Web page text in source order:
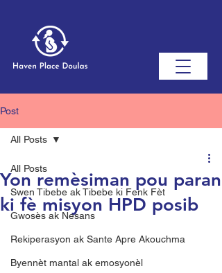
Post
All Posts
Swen Tibebe ak Tibebe ki Fenk Fèt
Gwosès ak Nesans
Rekiperasyon ak Sante Apre Akouchma
Byennèt mantal ak emosyonèl
All Posts
Yon remèsiman pou paran
ki fè misyon HPD posib